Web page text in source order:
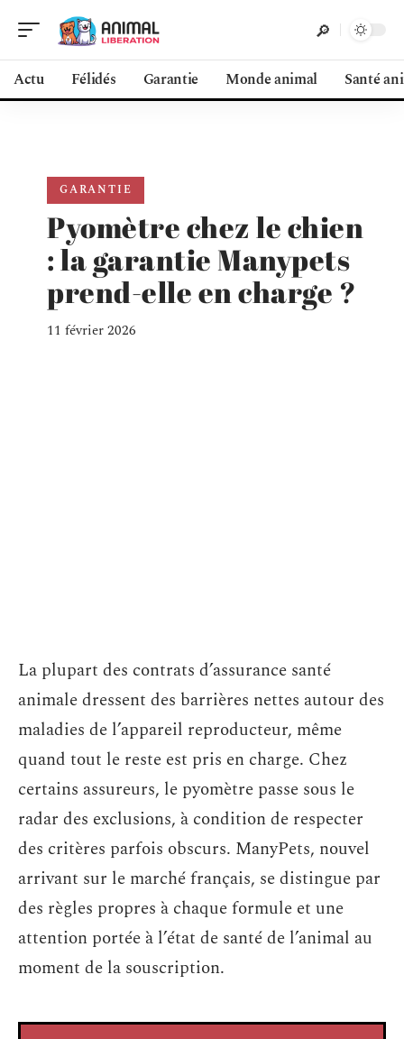
Actu Félidés Garantie Monde animal Santé
GARANTIE
Pyomètre chez le chien
: la garantie Manypets
prend-elle en charge ?
11 février 2026
La plupart des contrats d’assurance santé
animale dressent des barrières nettes autour des
maladies de l’appareil reproducteur, même
quand tout le reste est pris en charge. Chez
certains assureurs, le pyomètre passe sous le
radar des exclusions, à condition de respecter
des critères parfois obscurs. ManyPets, nouvel
arrivant sur le marché français, se distingue par
des règles propres à chaque formule et une
attention portée à l’état de santé de l’animal au
moment de la souscription.